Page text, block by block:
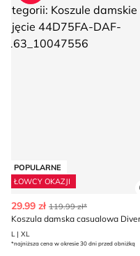
POPULARNE
ŁOWCY OKAZJI
29.99 zł 119.99 zł*
L | XL
*najniższa cena w okresie 30 dni przed obniżką